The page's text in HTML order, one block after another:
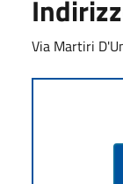
Via Martiri